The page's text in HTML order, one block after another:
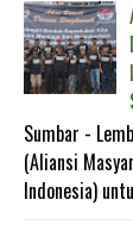
Sumbar -
(Aliansi
Indonesia)